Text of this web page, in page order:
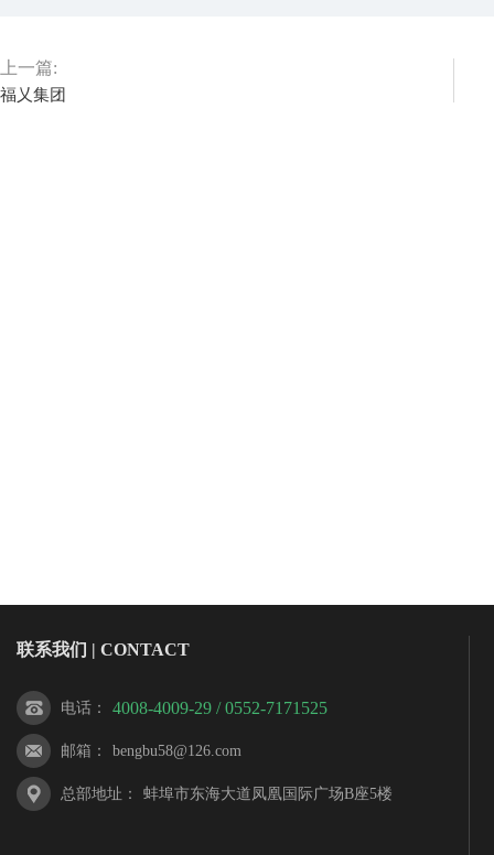
上一篇:
福乂集团
联系我们 | CONTACT
电话 ： 4008-4009-29 / 0552-7171525
邮箱 ： bengbu58@126.com
总部地址 ： 蚌埠市东海大道凤凰国际广场B座5楼